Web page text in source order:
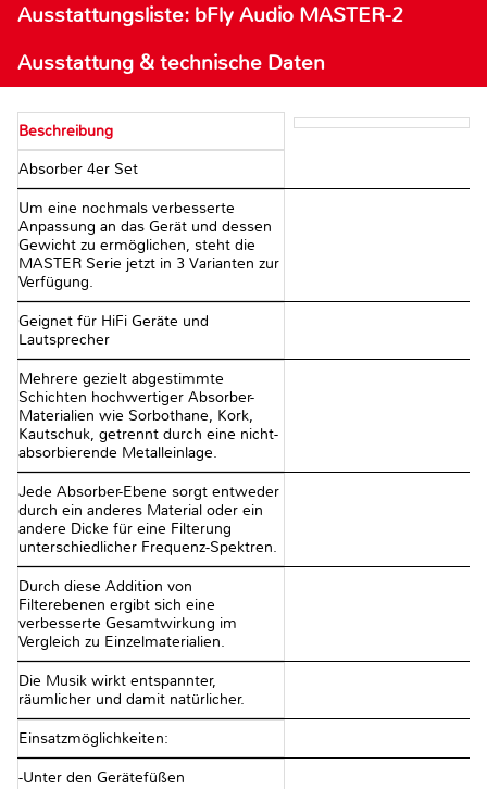
Ausstattungsliste: bFly Audio MASTER-2
Ausstattung & technische Daten
Beschreibung
Absorber 4er Set
Um eine nochmals verbesserte
Anpassung an das Gerät und dessen
Gewicht zu ermöglichen, steht die
MASTER Serie jetzt in 3 Varianten zur
Verfügung.
Geignet für HiFi Geräte und
Lautsprecher
Mehrere gezielt abgestimmte
Schichten hochwertiger Absorber-
Materialien wie Sorbothane, Kork,
Kautschuk, getrennt durch eine nicht-
absorbierende Metalleinlage.
Jede Absorber-Ebene sorgt entweder
durch ein anderes Material oder ein
andere Dicke für eine Filterung
unterschiedlicher Frequenz-Spektren.
Durch diese Addition von
Filterebenen ergibt sich eine
verbesserte Gesamtwirkung im
Vergleich zu Einzelmaterialien.
Die Musik wirkt entspannter,
räumlicher und damit natürlicher.
Einsatzmöglichkeiten:
-Unter den Gerätefüßen